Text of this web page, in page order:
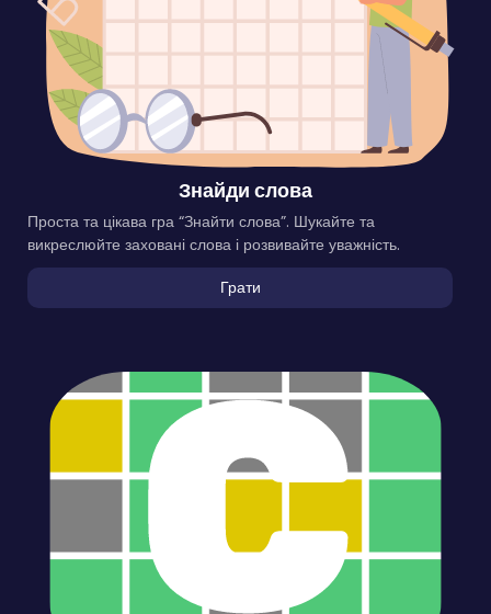
Знайди слова
Проста та цікава гра “Знайти слова”. Шукайте та
викреслюйте заховані слова і розвивайте уважність.
Грати